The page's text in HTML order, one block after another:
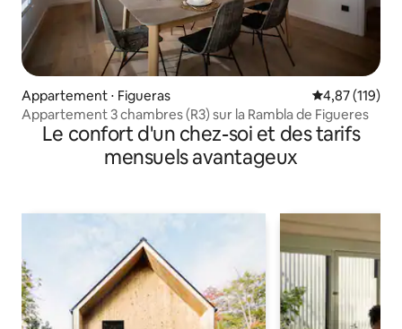
Appartement ⋅ Figueras Évaluation
4,87 (119)
Appartement 3 chambres (R3) sur la Rambla de Figueres
Le confort d'un chez-soi et des tarifs
mensuels avantageux